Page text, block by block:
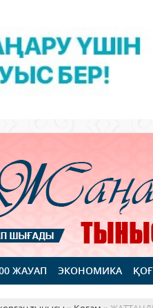
ЖАУАП ЭКОНОМИКА